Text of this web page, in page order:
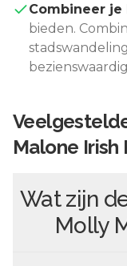
Combineer je
bieden.
Malone Irish
Wat zijn
Molly